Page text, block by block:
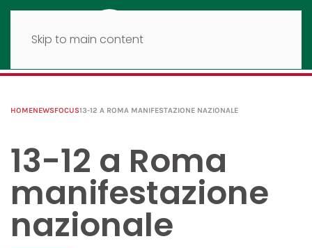
Skip to main content
HOMENEWSFOCUS13-12 A ROMA MANIFESTAZIONE NAZIONALE
13-12 a Roma
manifestazione
nazionale